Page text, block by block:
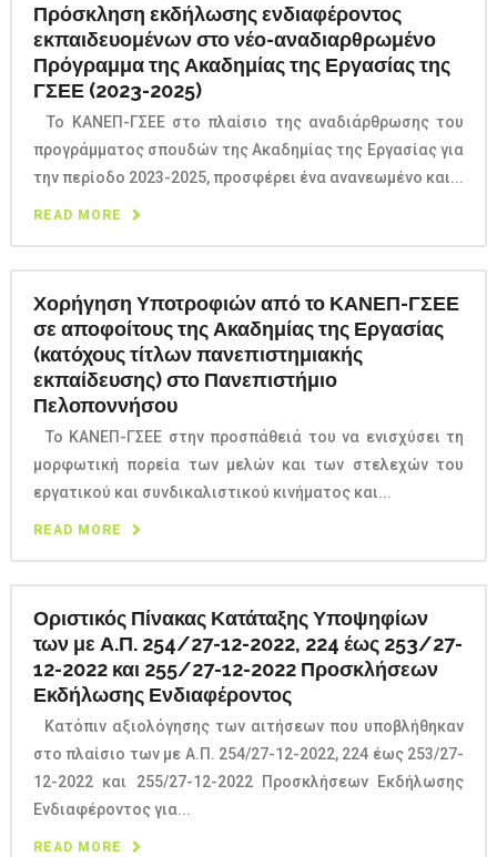
Πρόσκληση εκδήλωσης ενδιαφέροντος
εκπαιδευομένων στο νέο-αναδιαρθρωμένο
Πρόγραμμα της Ακαδημίας της Εργασίας της
ΓΣΕΕ (2023-2025)
Το ΚΑΝΕΠ-ΓΣΕΕ στο πλαίσιο της αναδιάρθρωσης του
προγράμματος σπουδών της Ακαδημίας της Εργασίας για
την περίοδο 2023-2025, προσφέρει ένα ανανεωμένο και...
READ MORE
Χορήγηση Υποτροφιών από το ΚΑΝΕΠ-ΓΣΕΕ
σε αποφοίτους της Ακαδημίας της Εργασίας
(κατόχους τίτλων πανεπιστημιακής
εκπαίδευσης) στο Πανεπιστήμιο
Πελοποννήσου
Το ΚΑΝΕΠ-ΓΣΕΕ στην προσπάθειά του να ενισχύσει τη
μορφωτική πορεία των μελών και των στελεχών του
εργατικού και συνδικαλιστικού κινήματος και...
READ MORE
Οριστικός Πίνακας Κατάταξης Υποψηφίων
των με Α.Π. 254/27-12-2022, 224 έως 253/27-
12-2022 και 255/27-12-2022 Προσκλήσεων
Εκδήλωσης Ενδιαφέροντος
Κατόπιν αξιολόγησης των αιτήσεων που υποβλήθηκαν
στο πλαίσιο των με Α.Π. 254/27-12-2022, 224 έως 253/27-
12-2022 και 255/27-12-2022 Προσκλήσεων Εκδήλωσης
Ενδιαφέροντος για...
READ MORE